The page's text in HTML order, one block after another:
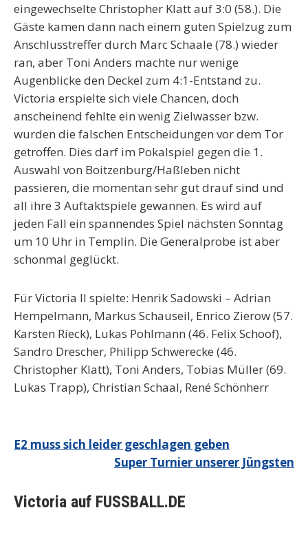
eingewechselte Christopher Klatt auf 3:0 (58.). Die
Gäste kamen dann nach einem guten Spielzug zum
Anschlusstreffer durch Marc Schaale (78.) wieder
ran, aber Toni Anders machte nur wenige
Augenblicke den Deckel zum 4:1-Entstand zu.
Victoria erspielte sich viele Chancen, doch
anscheinend fehlte ein wenig Zielwasser bzw.
wurden die falschen Entscheidungen vor dem Tor
getroffen. Dies darf im Pokalspiel gegen die 1.
Auswahl von Boitzenburg/Haßleben nicht
passieren, die momentan sehr gut drauf sind und
all ihre 3 Auftaktspiele gewannen. Es wird auf
jeden Fall ein spannendes Spiel nächsten Sonntag
um 10 Uhr in Templin. Die Generalprobe ist aber
schonmal geglückt.
Für Victoria II spielte: Henrik Sadowski – Adrian
Hempelmann, Markus Schauseil, Enrico Zierow (57.
Karsten Rieck), Lukas Pohlmann (46. Felix Schoof),
Sandro Drescher, Philipp Schwerecke (46.
Christopher Klatt), Toni Anders, Tobias Müller (69.
Lukas Trapp), Christian Schaal, René Schönherr
Beitragsnavigation
E2 muss sich leider geschlagen geben
Super Turnier unserer Jüngsten
Victoria auf FUSSBALL.DE